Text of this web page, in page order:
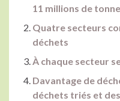
11 millions de
Quatre secteurs
déchets
À chaque secteur
Davantage de
déchets triés et